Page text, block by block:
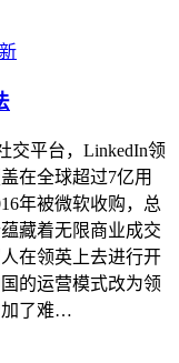
交平台，LinkedIn领
在全球超过7亿用
年被微软收购，总
藏着无限商业成交
在领英上去进行开
的运营模式改为领
加了难…